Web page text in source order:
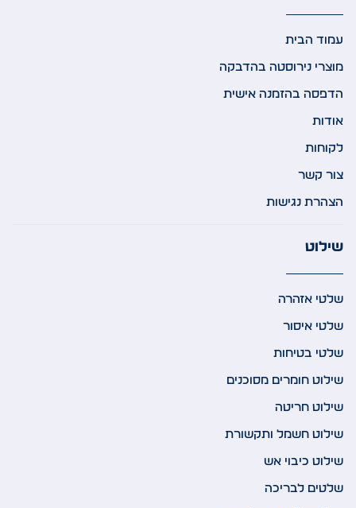
עמוד הבית
מוצרי נירוסטה בהדבקה
הדפסה בהזמנה אישית
אודות
לקוחות
צור קשר
הצהרת נגישות
שילוט
שלטי אזהרה
שלטי איסור
שלטי בטיחות
שילוט חומרים מסוכנים
שילוט חריטה
שילוט חשמל ותקשורת
שילוט כיבוי אש
שלטים לבריכה